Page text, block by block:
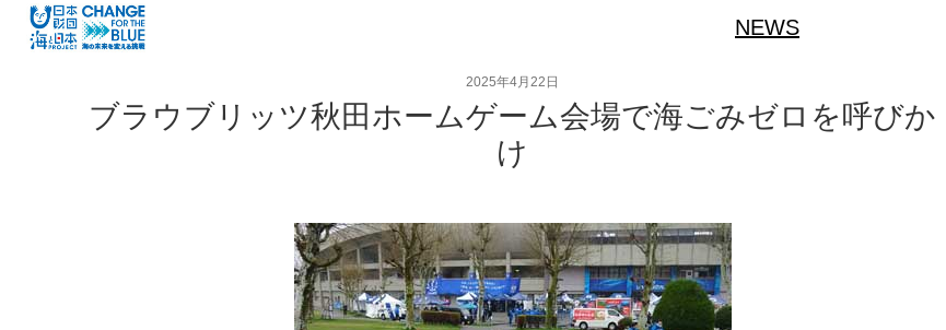
NEWS
2025年4月22日
ブラウブリッツ秋田ホームゲーム会場で海ごみゼロを呼びか
け